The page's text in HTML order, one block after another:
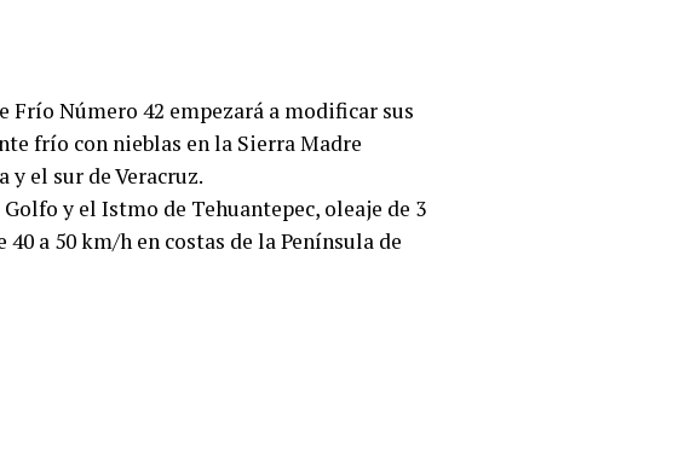
Número 42 empezará a modificar sus
frío con nieblas en la Sierra Madre
el sur de Veracruz.
y el Istmo de Tehuantepec, oleaje de 3
a 50 km/h en costas de la Península de